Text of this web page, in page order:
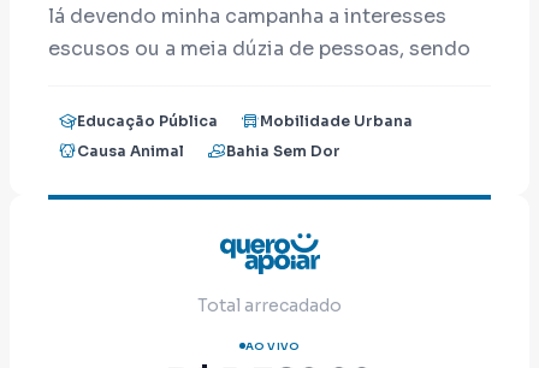
lá devendo minha campanha a interesses
escusos ou a meia dúzia de pessoas, sendo
política melhor.
comprando voto, mas para colocar trabalho,
ideias e projetos nas ruas. Com santinhos,
panfletos, fazendo vídeos….
Educação Pública
Mobilidade Urbana
Causa Animal
Bahia Sem Dor
Total arrecadado
AO VIVO